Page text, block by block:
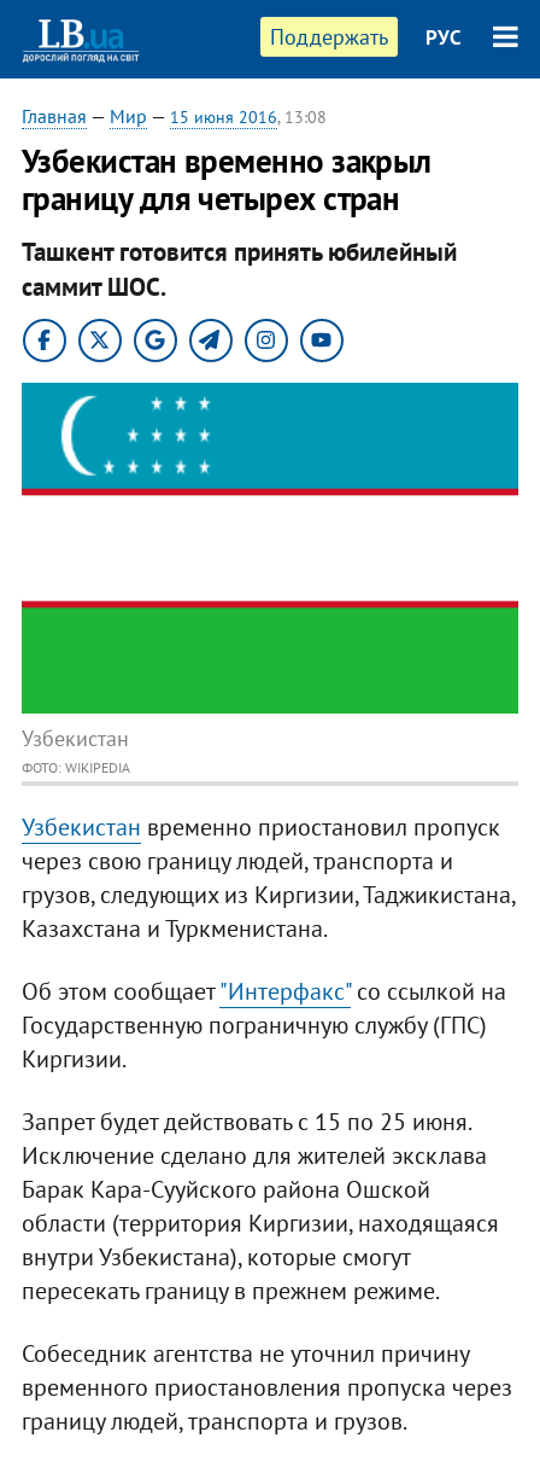
Поддержать РУС
Главная — Мир — 15 июня 2016, 13:08
​Узбекистан временно закрыл
границу для четырех стран
Ташкент готовится принять юбилейный
саммит ШОС.
Узбекистан
ФОТО: WIKIPEDIA
Узбекистан временно приостановил пропуск
через свою границу людей, транспорта и
грузов, следующих из Киргизии, Таджикистана,
Казахстана и Туркменистана.
Об этом сообщает"Интерфакс"со ссылкой на
Государственную пограничную службу (ГПС)
Киргизии.
Запрет будет действовать с 15 по 25 июня.
Исключение сделано для жителей эксклава
Барак Кара-Сууйского района Ошской
области (территория Киргизии, находящаяся
внутри Узбекистана), которые смогут
пересекать границу в прежнем режиме.
Собеседник агентства не уточнил причину
временного приостановления пропуска через
границу людей, транспорта и грузов.